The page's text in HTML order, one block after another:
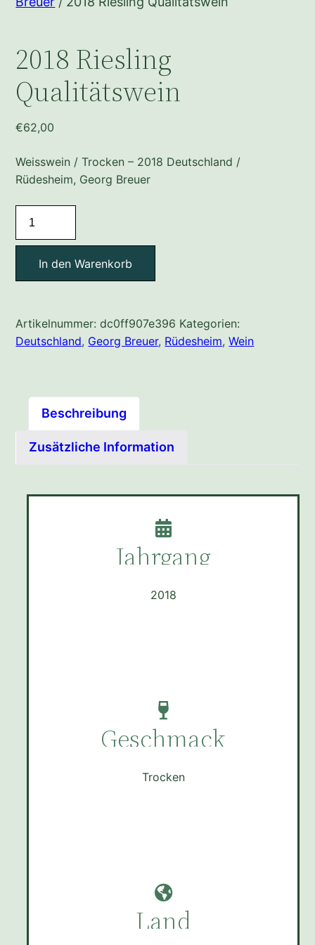
2018 Riesling
Qualitätswein
€62,00
Weisswein / Trocken – 2018 Deutschland /
Rüdesheim, Georg Breuer
Riesling
Qualitätswein
MengeIn den Warenkorb
Artikelnummer:dc0ff907e396 Kategorien:
Deutschland, Georg Breuer, Rüdesheim,Wein
Beschreibung
Zusätzliche Information
Jahrgang
2018
Geschmack
Trocken
Land